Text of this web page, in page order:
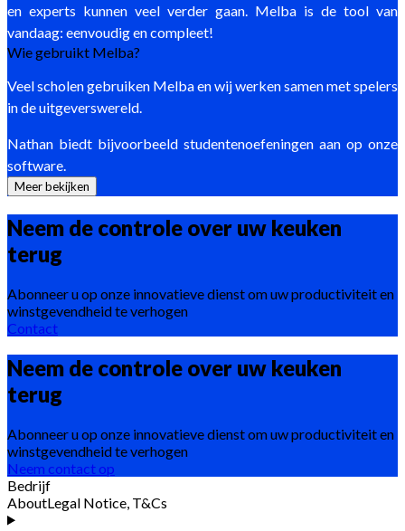
en experts kunnen veel verder gaan. Melba is de tool van
vandaag: eenvoudig en compleet!
Wie gebruikt Melba?
Veel scholen gebruiken Melba en wij werken samen met spelers
in de uitgeverswereld.
Nathan biedt bijvoorbeeld studentenoefeningen aan op onze
software.
Meer bekijken
Neem de controle over uw keuken
terug
Abonneer u op onze innovatieve dienst om uw productiviteit en
winstgevendheid te verhogen
Contact
Neem de controle over uw keuken
terug
Abonneer u op onze innovatieve dienst om uw productiviteit en
winstgevendheid te verhogen
Neem contact op
Bedrijf
AboutLegal Notice, T&Cs